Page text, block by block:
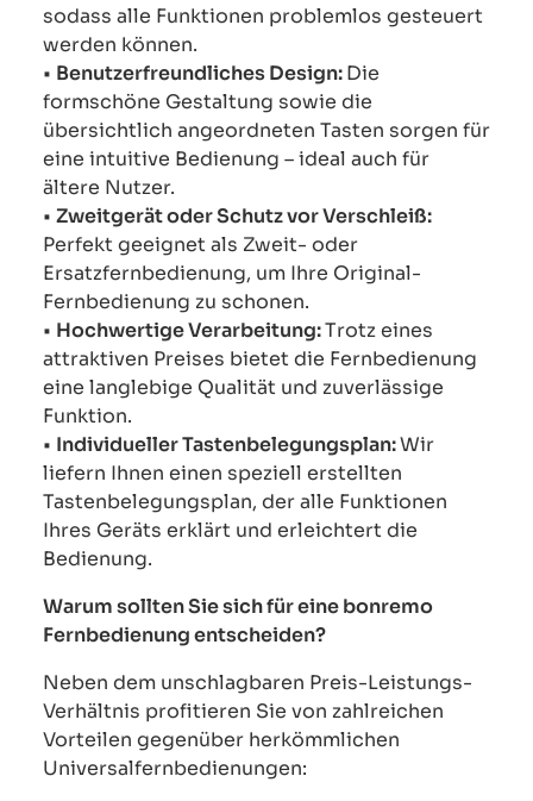
sodass alle Funktionen problemlos gesteuert
werden können.
• Benutzerfreundliches Design:Die
formschöne Gestaltung sowie die
übersichtlich angeordneten Tasten sorgen für
eine intuitive Bedienung – ideal auch für
ältere Nutzer.
• Zweitgerät oder Schutz vor Verschleiß:
Perfekt geeignet als Zweit- oder
Ersatzfernbedienung, um Ihre Original-
Fernbedienung zu schonen.
• Hochwertige Verarbeitung:Trotz eines
attraktiven Preises bietet die Fernbedienung
eine langlebige Qualität und zuverlässige
Funktion.
• Individueller Tastenbelegungsplan:Wir
liefern Ihnen einen speziell erstellten
Tastenbelegungsplan, der alle Funktionen
Ihres Geräts erklärt und erleichtert die
Bedienung.
Warum sollten Sie sich für eine bonremo
Fernbedienung entscheiden?
Neben dem unschlagbaren Preis-Leistungs-
Verhältnis profitieren Sie von zahlreichen
Vorteilen gegenüber herkömmlichen
Universalfernbedienungen: